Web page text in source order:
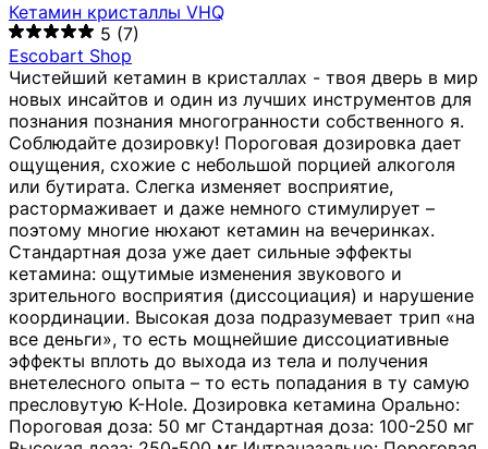
Кетамин кристаллы VHQ
5 (7)
Escobart Shop
Чистейший кетамин в кристаллах - твоя дверь в мир
новых инсайтов и один из лучших инструментов для
познания познания многогранности собственного я.
Соблюдайте дозировку! Пороговая дозировка дает
ощущения, схожие с небольшой порцией алкоголя
или бутирата. Слегка изменяет восприятие,
растормаживает и даже немного стимулирует –
поэтому многие нюхают кетамин на вечеринках.
Стандартная доза уже дает сильные эффекты
кетамина: ощутимые изменения звукового и
зрительного восприятия (диссоциация) и нарушение
координации. Высокая доза подразумевает трип «на
все деньги», то есть мощнейшие диссоциативные
эффекты вплоть до выхода из тела и получения
внетелесного опыта – то есть попадания в ту самую
пресловутую K-Hole. Дозировка кетамина Орально:
Пороговая доза: 50 мг Стандартная доза: 100-250 мг